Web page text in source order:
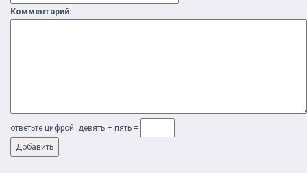
Комментарий:
ответьте цифрой: дeвять + пять =